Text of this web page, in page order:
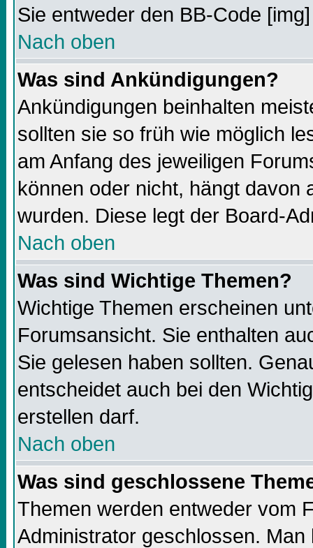
Sie entweder den BB-Code
Nach oben
Was sind Ankündigungen?
Ankündigungen beinhalten
sollten sie so früh wie möglich
am Anfang des jeweiligen
können oder nicht, hängt davon
wurden. Diese legt der Board-
Nach oben
Was sind Wichtige Themen?
Wichtige Themen erscheinen
Forumsansicht. Sie enthalten
Sie gelesen haben sollten.
entscheidet auch bei den
erstellen darf.
Nach oben
Was sind geschlossene
Themen werden entweder vom
Administrator geschlossen.